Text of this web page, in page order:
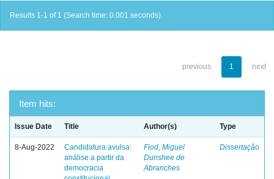
Results 1-1 of 1 (Search time: 0.001 seconds).
previous 1 next
Item hits:
Issue Date Title Author(s) Type
8-Aug-2022
Candidatura avulsa:
análise a partir da
democracia
Fiod, Miguel
Dunshee de
Abranches
Dissertação